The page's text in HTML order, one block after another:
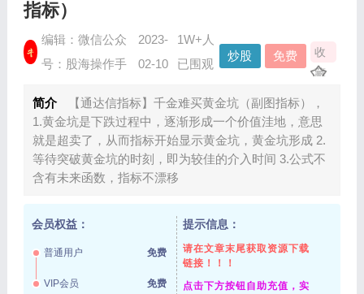
指标）
编辑：微信公众
号：股海操作手
2023-
02-10
1W+人
已围观
炒股
免费
收
藏
简介
【通达信指标】千金难买黄金坑（副图指标），
1.黄金坑是下跌过程中，逐渐形成一个价值洼地，意思
就是超卖了，从而指标开始显示黄金坑，黄金坑形成 2.
等待突破黄金坑的时刻，即为较佳的介入时间 3.公式不
含有未来函数，指标不漂移
会员权益：
普通用户 免费
VIP会员 免费
提示信息：
请在文章末尾获取资源下载
链接！！！
点击下方按钮自助充值，实